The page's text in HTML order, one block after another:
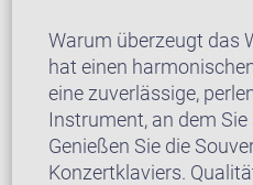
Warum überzeugt das
hat einen
eine zuverlässige,
Instrument, an dem
Genießen Sie die
Konzertklaviers.